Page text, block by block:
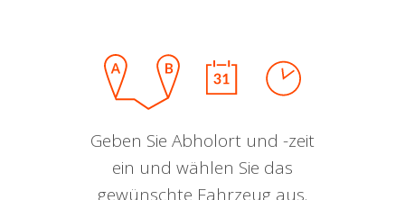
Geben Sie Abholort und -zeit
ein und wählen Sie das
gewünschte Fahrzeug aus.